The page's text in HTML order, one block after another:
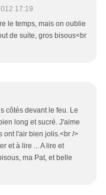
17:19
le temps, mais on oublie
de suite, gros bisous<br
côtés devant le feu. Le
long et sucré. J'aime
ont l'air bien jolis.<br />
et à lire ... A lire et
ma Pat, et belle